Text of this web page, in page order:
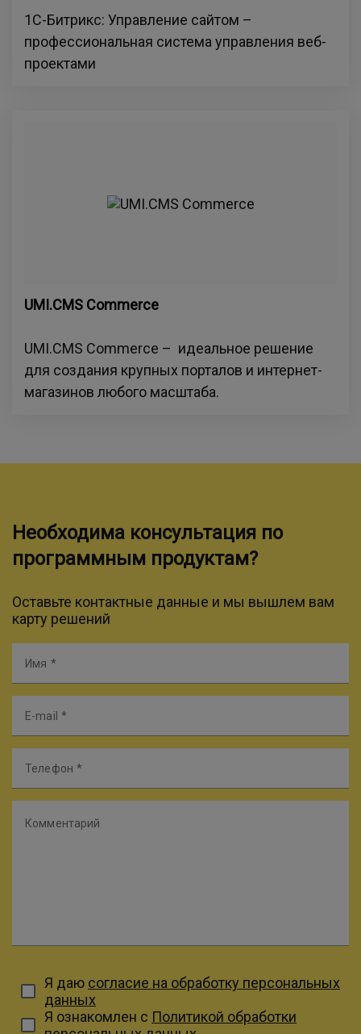
1С-Битрикс: Управление сайтом –
профессиональная система управления веб-
проектами
UMI.CMS Commerce
UMI.CMS Commerce – идеальное решение
для создания крупных порталов и интернет-
магазинов любого масштаба.
Необходима консультация по
программным продуктам?
Оставьте контактные данные и мы вышлем вам
карту решений
Имя
E-mail
Телефон
Комментарий
Я даю согласие на обработку персональных
данных
Я ознакомлен с Политикой обработки